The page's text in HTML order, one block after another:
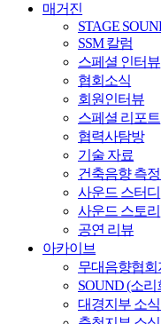
매거진
STAGE
SSM 칼럼
스페셜 인터뷰
협회소식
회원인터뷰
스페셜 리포트
협력사탐방
기술 자료
건축음향 측
사운드 스터디
사운드 스토리
공연 리뷰
아카이브
무대음향협회
SOUND (소
대경지부 소식